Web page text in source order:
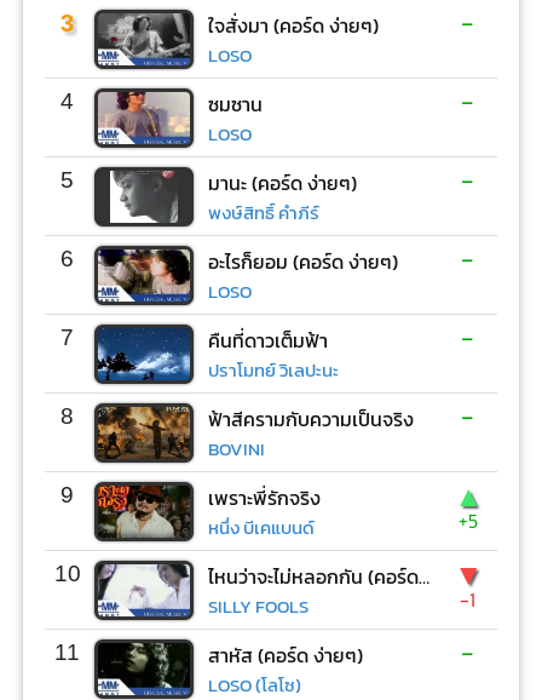
3 ใจสั่งมา (คอร์ด ง่ายๆ)
LOSO
-
4 ซมซาน
LOSO
-
5 มานะ (คอร์ด ง่ายๆ)
พงษ์สิทธิ์ คำภีร์
-
6 อะไรก็ยอม (คอร์ด ง่ายๆ)
LOSO
-
7 คืนที่ดาวเต็มฟ้า
ปราโมทย์ วิเลปะนะ
-
8 ฟ้าสีครามกับความเป็นจริง
BOVINI
-
9 เพราะพี่รักจริง
หนึ่ง บีเคแบนด์
▲
+5
10 ไหนว่าจะไม่หลอกกัน (คอร์ด ง่ายๆ)
SILLY FOOLS
▼
-1
11 สาหัส (คอร์ด ง่ายๆ)
LOSO (โลโซ)
-